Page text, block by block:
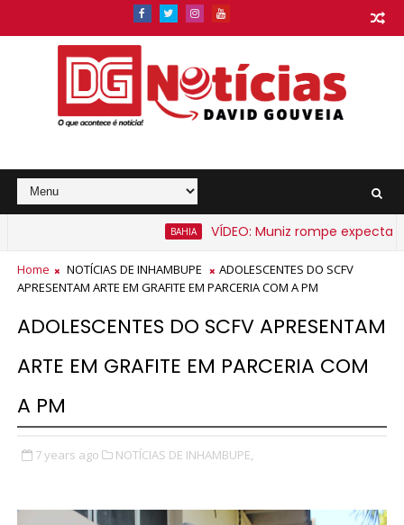
VÍDEO: Muniz rompe expectativa e
na Bahia a partir de segunda-feira
Home NOTÍCIAS DE INHAMBUPE
ADOLESCENTES DO SCFV
APRESENTAM ARTE EM GRAFITE EM PARCERIA COM A PM
ADOLESCENTES DO SCFV APRESENTAM
ARTE EM GRAFITE EM PARCERIA COM
A PM
7 years ago NOTÍCIAS DE INHAMBUPE,